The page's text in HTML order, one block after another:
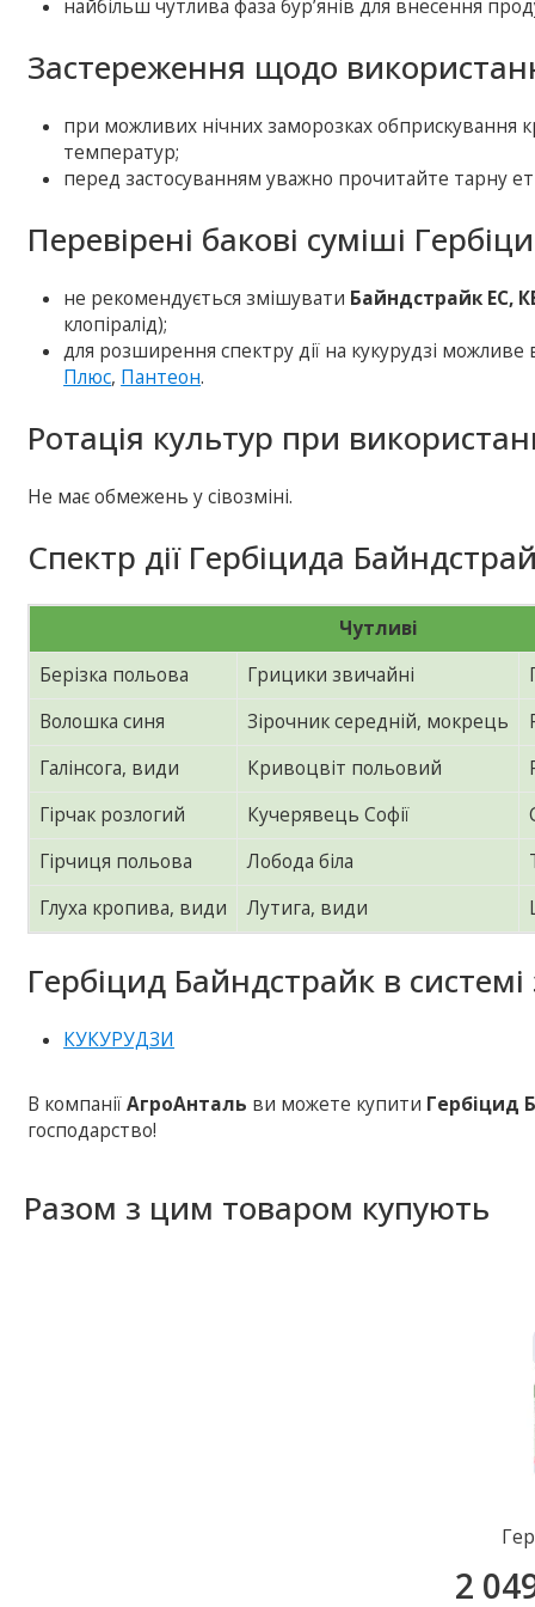
найбільш чутлива фаза бур’янів для внесення
Застереження щодо
при можливих нічних заморозках обприскування
температур;
перед застосуванням уважно прочитайте тарну
Перевірені бакові суміші
не рекомендується змішувати Байндстрайк ЕС,
клопіралід);
для розширення спектру дії на кукурудзі
Плюс, Пантеон.
Ротація культур при
Не має обмежень у сівозміні.
Спектр дії Гербіцида
Чутливі
Берізка польова
Грицики звичайні
Волошка синя
Зірочник середній, мокрець
Галінсога, види
Кривоцвіт польовий
Гірчак розлогий
Кучерявець Софії
Гірчиця польова
Лобода біла
Глуха кропива, види
Лутига, види
Гербіцид Байндстрайк в системі
КУКУРУДЗИ
В компаніїАгроАнталь ви можете купити Гербіцид
господарство!
Разом з цим товаром купують
2